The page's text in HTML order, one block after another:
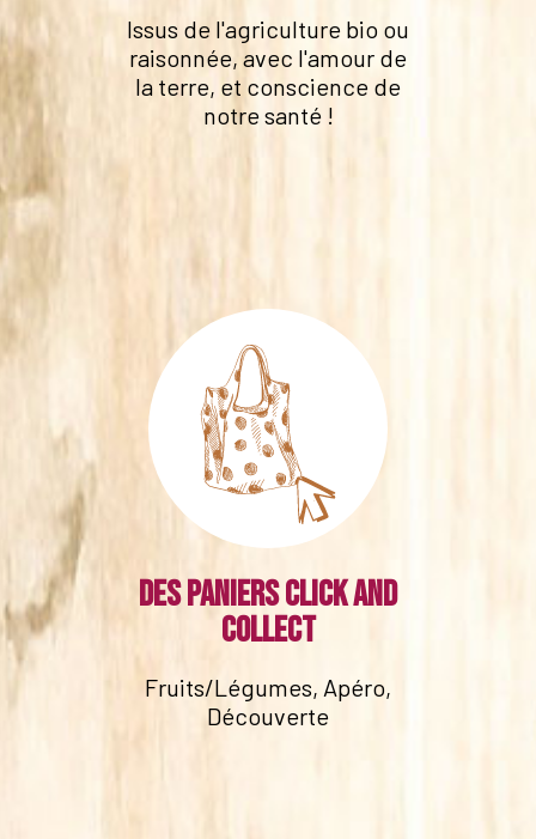
Issus de l'agriculture bio ou
raisonnée, avec l'amour de
la terre, et conscience de
notre santé !
Des paniers click and
collect
Fruits/Légumes, Apéro,
Découverte